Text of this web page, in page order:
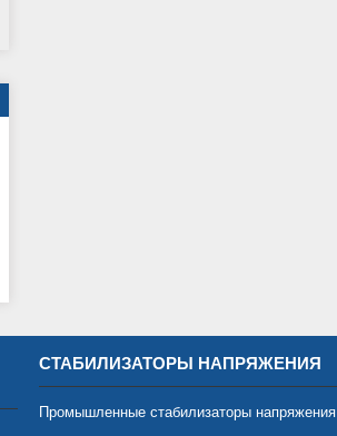
СТАБИЛИЗАТОРЫ НАПРЯЖЕНИЯ
Промышленные стабилизаторы напряжения